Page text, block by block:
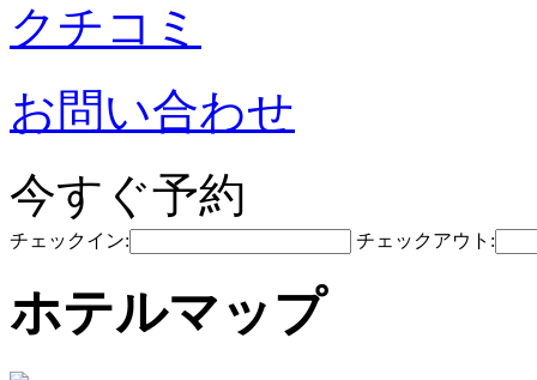
クチコミ
お問い合わせ
今すぐ予約
チェックイン: チェックアウト:
ホテルマップ